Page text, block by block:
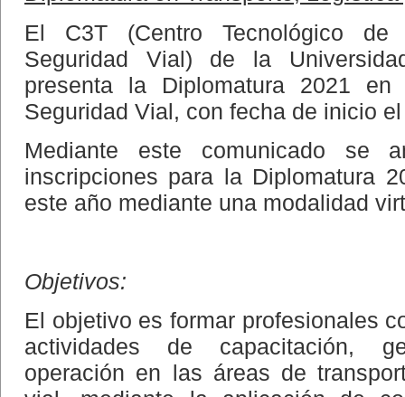
El C3T (Centro Tecnológico de
Seguridad Vial) de la
presenta la Diplomatura 2021 en
Seguridad Vial, con fecha de inicio
Mediante este comunicado se
inscripciones para la Diplomatura
este año mediante una modalidad
Objetivos:
El objetivo es formar profesionales
actividades de capacitación,
operación en las áreas de